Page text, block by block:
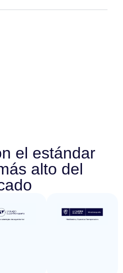
el estándar
alto del